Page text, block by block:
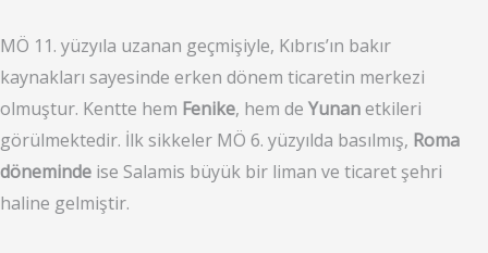
MÖ 11. yüzyıla uzanan geçmişiyle, Kıbrıs’ın bakır
kaynakları sayesinde erken dönem ticaretin merkezi
olmuştur. Kentte hem Fenike, hem de Yunanetkileri
görülmektedir. İlk sikkeler MÖ 6. yüzyılda basılmış, Roma
dönemindeise Salamis büyük bir liman ve ticaret şehri
haline gelmiştir.